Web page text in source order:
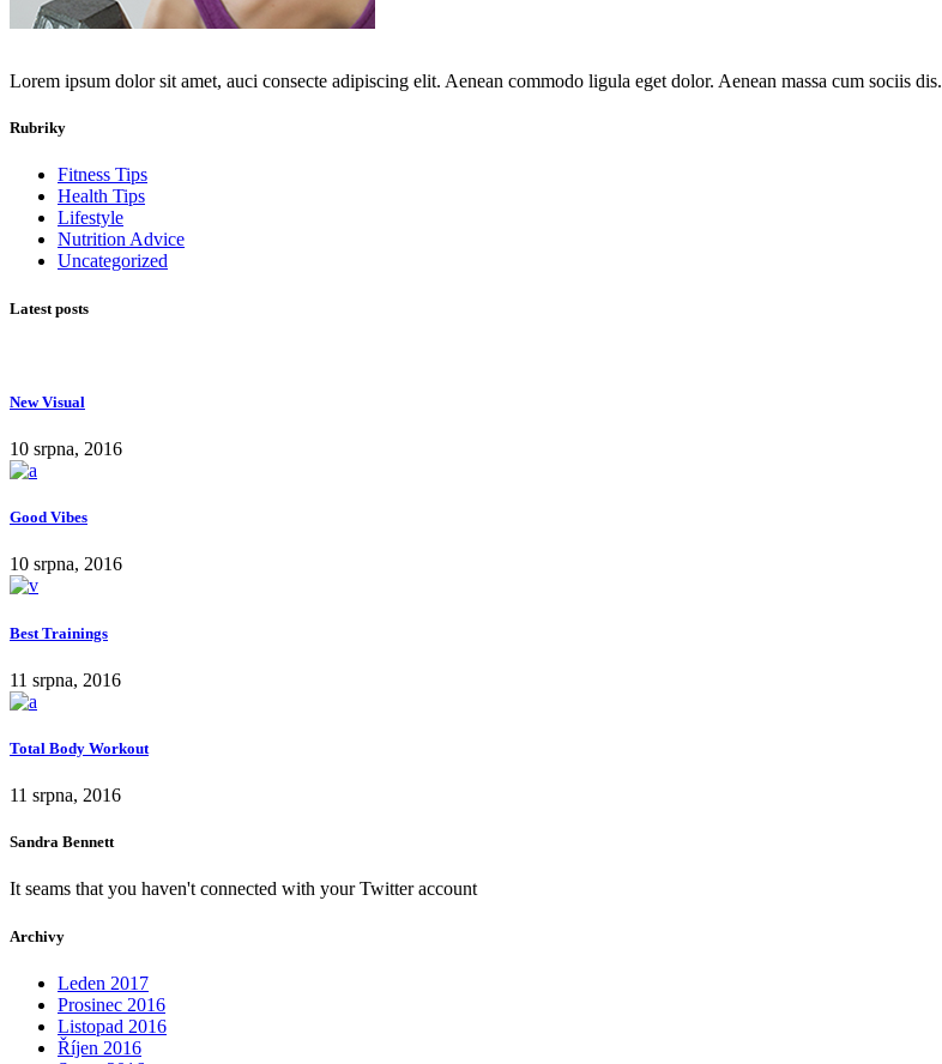
Lorem ipsum dolor sit amet, auci consecte adipiscing elit. Aenean commodo ligula eget dolor. Aenean massa cum sociis dis.
Rubriky
Fitness Tips
Health Tips
Lifestyle
Nutrition Advice
Uncategorized
Latest posts
New Visual
10 srpna, 2016
Good Vibes
10 srpna, 2016
Best Trainings
11 srpna, 2016
Total Body Workout
11 srpna, 2016
Sandra Bennett
It seams that you haven't connected with your Twitter account
Archivy
Leden 2017
Prosinec 2016
Listopad 2016
Říjen 2016